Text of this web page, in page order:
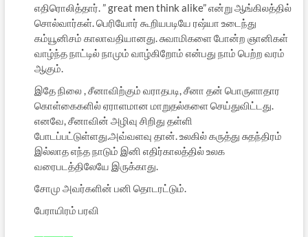
எதிரொலித்தார். ” great men think alike” என்று ஆங்கிலத்தில்
சொல்வார்கள். பெரியோர் கூறியபடியே ரஷ்யா உடைந்து
கம்யூனிசம் காலாவதியானது. சுவாமிகளை போன்ற ஞானிகள்
வாழ்ந்த நாட்டில் நாமும் வாழ்கிறோம் என்பது நாம் பெற்ற வரம்
ஆகும்.
இதே நிலை , சீனாவிற்கும் வராதபடி, சீனா தன் பொருளாதார
கொள்கைகளில் ஏராளமான மாறுதல்களை செய்துவிட்டது.
எனவே, சீனாவின் அழிவு சிறிது தள்ளி
போடப்பட்டுள்ளது.அவ்வளவு தான். உலகில் கருத்து சுதந்திரம்
இல்லாத எந்த நாடும் இனி எதிர்காலத்தில் உலக
வரைபடத்திலேயே இருக்காது.
சோமு அவர்களின் பனி தொடரட்டும்.
பேராயிரம் பரவி